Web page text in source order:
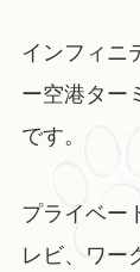
インフィニ
ー空港ター
です。
プライベー
レビ、ワー